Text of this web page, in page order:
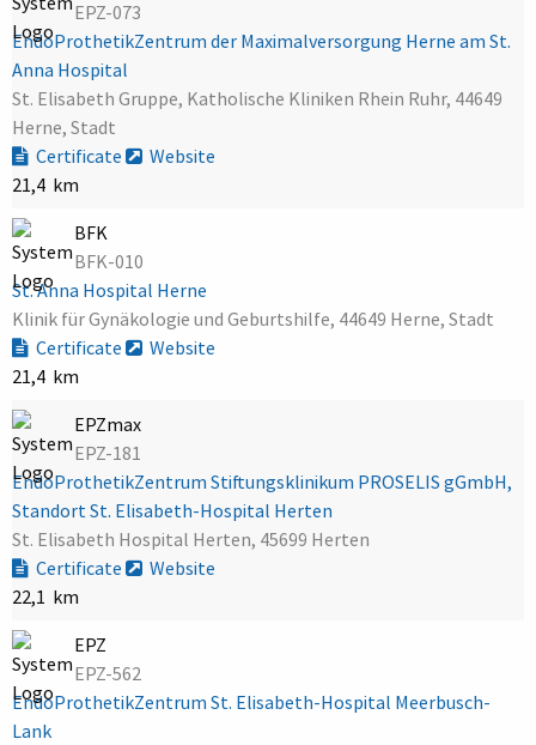
EPZ-073
EndoProthetikZentrum der Maximalversorgung Herne am St.
Anna Hospital
St. Elisabeth Gruppe, Katholische Kliniken Rhein Ruhr, 44649
Herne, Stadt
Certificate
Website
21,4 km
BFK
BFK-010
St. Anna Hospital Herne
Klinik für Gynäkologie und Geburtshilfe, 44649 Herne, Stadt
Certificate
Website
21,4 km
EPZmax
EPZ-181
EndoProthetikZentrum Stiftungsklinikum PROSELIS gGmbH,
Standort St. Elisabeth-Hospital Herten
St. Elisabeth Hospital Herten, 45699 Herten
Certificate
Website
22,1 km
EPZ
EPZ-562
EndoProthetikZentrum St. Elisabeth-Hospital Meerbusch-
Lank